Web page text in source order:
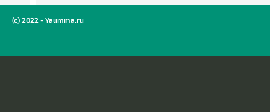
(c) 2022 - Yaumma.ru